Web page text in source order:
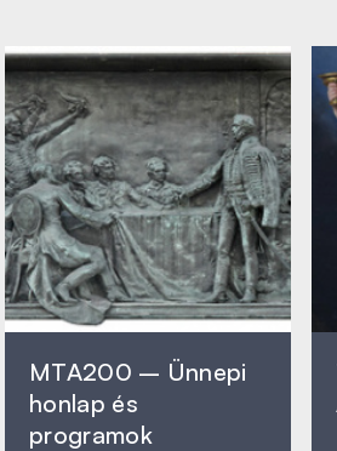
MTA200 – Ünnepi
honlap és
programok